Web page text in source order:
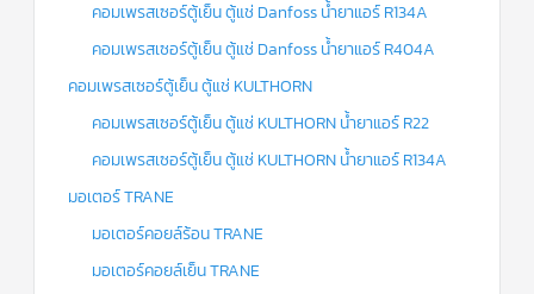
คอมเพรสเซอร์ตู้เย็น ตู้แช่ Danfoss น้ำยาแอร์ R134A
คอมเพรสเซอร์ตู้เย็น ตู้แช่ Danfoss น้ำยาแอร์ R404A
คอมเพรสเซอร์ตู้เย็น ตู้แช่ KULTHORN
คอมเพรสเซอร์ตู้เย็น ตู้แช่ KULTHORN น้ำยาแอร์ R22
คอมเพรสเซอร์ตู้เย็น ตู้แช่ KULTHORN น้ำยาแอร์ R134A
มอเตอร์ TRANE
มอเตอร์คอยล์ร้อน TRANE
มอเตอร์คอยล์เย็น TRANE